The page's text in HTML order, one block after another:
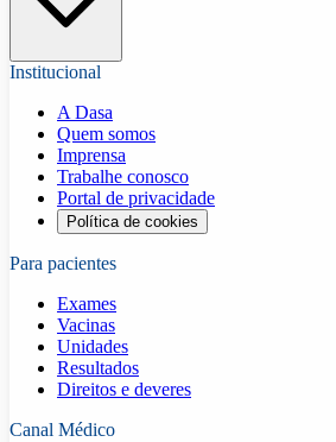
Institucional
A Dasa
Quem somos
Imprensa
Trabalhe conosco
Portal de privacidade
Política de cookies
Para pacientes
Exames
Vacinas
Unidades
Resultados
Direitos e deveres
Canal Médico